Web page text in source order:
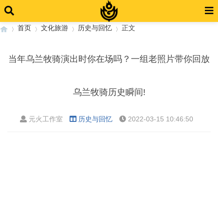
首页 文化旅游 历史与回忆 正文
当年乌兰牧骑演出时你在场吗？一组老照片带你回放
乌兰牧骑历史瞬间!
元火工作室 历史与回忆 2022-03-15 10:46:50